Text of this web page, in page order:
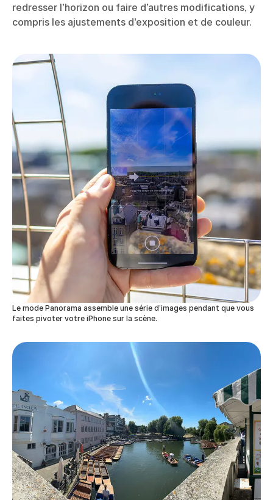
redresser l’horizon ou faire d’autres modifications, y
compris les ajustements d’exposition et de couleur.
Le mode Panorama assemble une série d’images pendant que vous
faites pivoter votre iPhone sur la scène.